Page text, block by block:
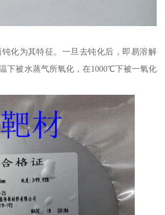
化为其特征。一旦去钝化后，即易溶解
下被水蒸气所氧化，在1000℃下被一氧化